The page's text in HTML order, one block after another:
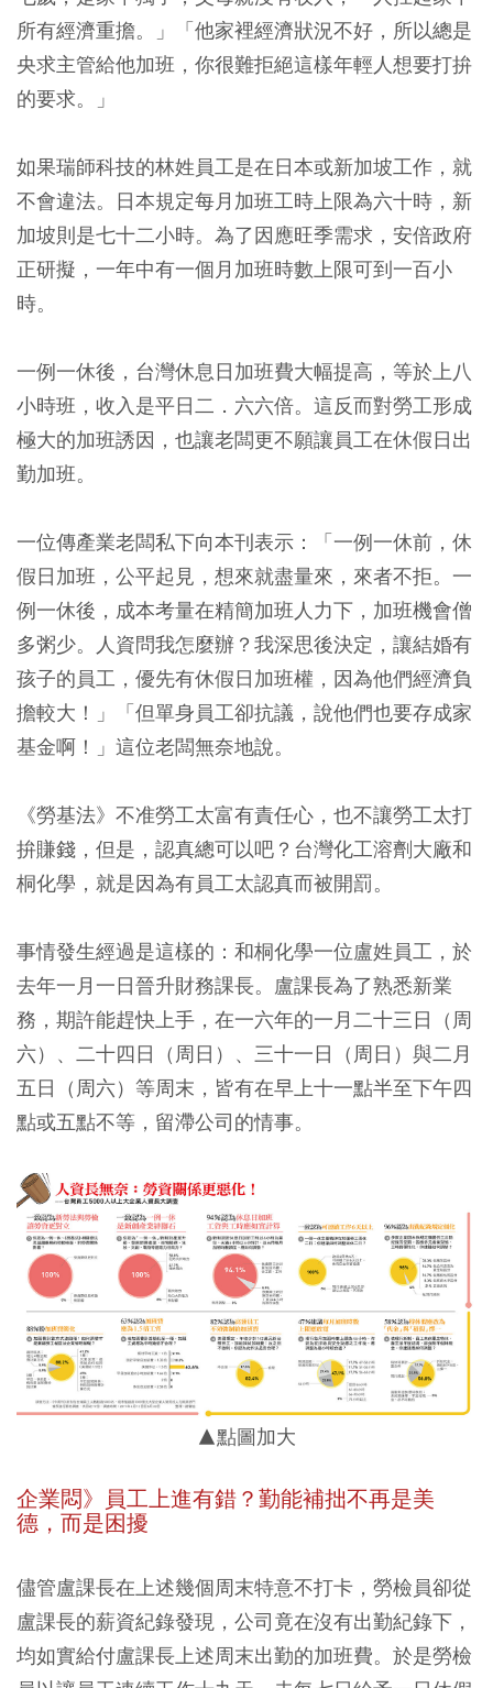
所有經濟重擔。」「他家裡經濟狀況不好，所以總是
央求主管給他加班，你很難拒絕這樣年輕人想要打拚
的要求。」
如果瑞師科技的林姓員工是在日本或新加坡工作，就
不會違法。日本規定每月加班工時上限為六十時，新
加坡則是七十二小時。為了因應旺季需求，安倍政府
正研擬，一年中有一個月加班時數上限可到一百小
時。
一例一休後，台灣休息日加班費大幅提高，等於上八
小時班，收入是平日二．六六倍。這反而對勞工形成
極大的加班誘因，也讓老闆更不願讓員工在休假日出
勤加班。
一位傳產業老闆私下向本刊表示：「一例一休前，休
假日加班，公平起見，想來就盡量來，來者不拒。一
例一休後，成本考量在精簡加班人力下，加班機會僧
多粥少。人資問我怎麼辦？我深思後決定，讓結婚有
孩子的員工，優先有休假日加班權，因為他們經濟負
擔較大！」「但單身員工卻抗議，說他們也要存成家
基金啊！」這位老闆無奈地說。
《勞基法》不准勞工太富有責任心，也不讓勞工太打
拚賺錢，但是，認真總可以吧？台灣化工溶劑大廠和
桐化學，就是因為有員工太認真而被開罰。
事情發生經過是這樣的：和桐化學一位盧姓員工，於
去年一月一日晉升財務課長。盧課長為了熟悉新業
務，期許能趕快上手，在一六年的一月二十三日（周
六）、二十四日（周日）、三十一日（周日）與二月
五日（周六）等周末，皆有在早上十一點半至下午四
點或五點不等，留滯公司的情事。
▲點圖加大
企業悶》員工上進有錯？勤能補拙不再是美
德，而是困擾
儘管盧課長在上述幾個周末特意不打卡，勞檢員卻從
盧課長的薪資紀錄發現，公司竟在沒有出勤紀錄下，
均如實給付盧課長上述周末出勤的加班費。於是勞檢